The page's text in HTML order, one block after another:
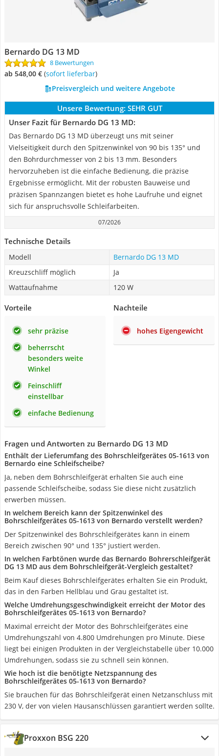
Bernardo DG 13 MD
8 Bewertungen
ab 548,00 € ( Sofort lieferbar)
Preisvergleich und weitere Angebote
Unsere Bewertung: SEHR GUT
Unser Fazit für Bernardo DG 13 MD:
Das Bernardo DG 13 MD überzeugt uns mit seiner
Vielseitigkeit durch den Spitzenwinkel von 90 bis 135° und
den Bohrdurchmesser von 2 bis 13 mm. Besonders
hervorzuheben ist die einfache Bedienung, die präzise
Ergebnisse ermöglicht. Mit der robusten Bauweise und
präzisen Spannzangen bietet es hohe Laufruhe und eignet
sich für anspruchsvolle Schleifarbeiten.
07/2026
Technische Details
Modell
Bernardo DG 13 MD
Kreuzschliff möglich
Ja
Wattaufnahme
120 W
Vorteile
sehr präzise
beherrscht
besonders weite
Winkel
Feinschliff
einstellbar
einfache Bedienung
Nachteile
hohes Eigengewicht
Fragen und Antworten zu Bernardo DG 13 MD
Enthält der Lieferumfang des Bohrschleifgerätes 05-1613 von
Bernardo eine Schleifscheibe?
Ja, neben dem Bohrschleifgerät erhalten Sie auch eine
passende Schleifscheibe, sodass Sie diese nicht zusätzlich
erwerben müssen.
In welchem Bereich kann der Spitzenwinkel des
Bohrschleifgerätes 05-1613 von Bernardo verstellt werden?
Der Spitzenwinkel des Bohrschleifgerätes kann in einem
Bereich zwischen 90° und 135° justiert werden.
In welchen Farbtönen wurde das Bernardo Bohrerschleifgerät
DG 13 MD aus dem Bohrschleifgerät-Vergleich gestaltet?
Beim Kauf dieses Bohrschleifgerätes erhalten Sie ein Produkt,
das in den Farben Hellblau und Grau gestaltet ist.
Welche Umdrehungsgeschwindigkeit erreicht der Motor des
Bohrschleifgerätes ‎05-1613 von Bernardo?
Maximal erreicht der Motor des Bohrschleifgerätes eine
Umdrehungszahl von 4.800 Umdrehungen pro Minute. Diese
liegt bei einigen Produkten in der Vergleichstabelle über 10.000
Umdrehungen, sodass sie zu schnell sein können.
Wie hoch ist die benötigte Netzspannung des
Bohrschleifgerätes 05-1613 von Bernardo?
Sie brauchen für das Bohrschleifgerät einen Netzanschluss mit
230 V, der von vielen Hausanschlüssen garantiert werden sollte.
Proxxon BSG 220